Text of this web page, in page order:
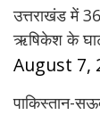
उत्तराखंड में
ऋषिकेश के
August 7,
पाकिस्तान-